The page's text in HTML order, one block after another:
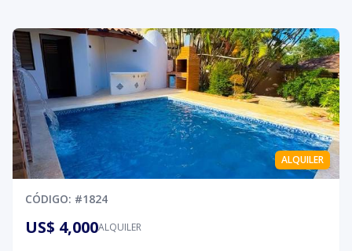
ALQUILER
CÓDIGO: #1824
ALQUILER
US$ 4,000